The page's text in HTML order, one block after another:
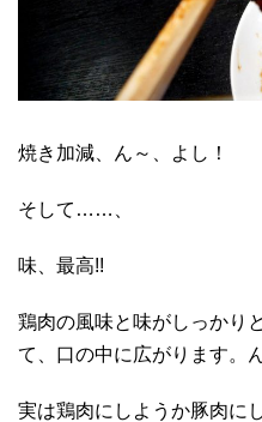
焼き加減、ん～、よし！
そして……、
味、最高!!
鶏肉の風味と味がしっかり
て、口の中に広がります。
実は鶏肉にしようか豚肉に